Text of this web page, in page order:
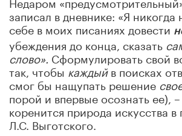
записал в дневнике: «Я никогда
себе в моих писаниях довести
убеждения до конца, сказать
слово». Сформулировать свой
так, чтобы каждыйв поисках
смог бы нащупать решение
порой и впервые осознать ее),
коренится природа искусства
Л.С. Выготского.